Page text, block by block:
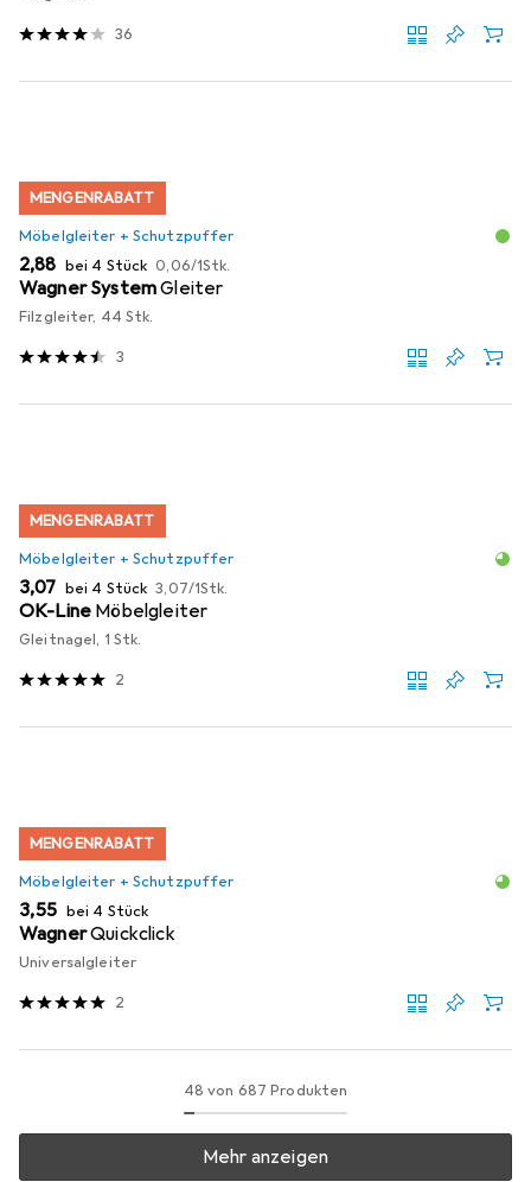
36
MENGENRABATT
Möbelgleiter + Schutzpuffer
EUR
2,88 bei 4 Stück EUR
0,06/1Stk.
Wagner SystemGleiter
Filzgleiter, 44 Stk.
3
MENGENRABATT
Möbelgleiter + Schutzpuffer
EUR
3,07 bei 4 Stück EUR
3,07/1Stk.
OK-Line Möbelgleiter
Gleitnagel, 1 Stk.
2
MENGENRABATT
Möbelgleiter + Schutzpuffer
EUR
3,55 bei 4 Stück
WagnerQuickclick
Universalgleiter
2
48 von 687 Produkten
Mehr anzeigen